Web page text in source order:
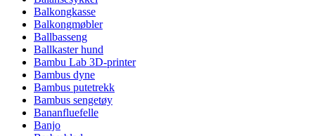
Balkongkasse
Balkongmøbler
Ballbasseng
Ballkaster hund
Bambu Lab 3D-printer
Bambus dyne
Bambus putetrekk
Bambus sengetøy
Bananfluefelle
Banjo